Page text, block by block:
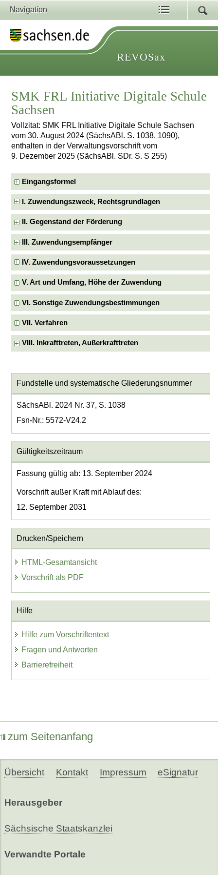
Navigation
REVOSax
SMK FRL Initiative Digitale Schule
Sachsen
Vollzitat: SMK FRL Initiative Digitale Schule Sachsen
vom 30. August 2024 (SächsABl. S. 1038, 1090),
enthalten in der Verwaltungsvorschrift vom
9. Dezember 2025 (SächsABl. SDr. S. S 255)
Eingangsformel
I. Zuwendungszweck, Rechtsgrundlagen
II. Gegenstand der Förderung
III. Zuwendungsempfänger
IV. Zuwendungsvoraussetzungen
V. Art und Umfang, Höhe der Zuwendung
VI. Sonstige Zuwendungsbestimmungen
VII. Verfahren
VIII. Inkrafttreten, Außerkrafttreten
Fundstelle und systematische Gliederungsnummer
SächsABl. 2024 Nr. 37, S. 1038
Fsn-Nr.: 5572-V24.2
Gültigkeitszeitraum
Fassung gültig ab: 13. September 2024
Vorschrift außer Kraft mit Ablauf des:
12. September 2031
Drucken/Speichern
HTML-Gesamtansicht
Vorschrift als PDF
Hilfe
Hilfe zum Vorschriftentext
Fragen und Antworten
Barrierefreiheit
zum Seitenanfang
Übersicht Kontakt Impressum eSignatur
Herausgeber
Sächsische Staatskanzlei
Verwandte Portale